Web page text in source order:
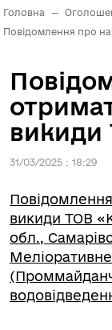
Головна —
Повідомлення про
викиди
31/03/2025 : 18:29
викиди ТОВ
обл.,